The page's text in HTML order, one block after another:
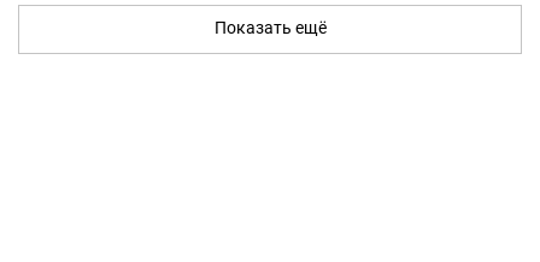
Показать ещё